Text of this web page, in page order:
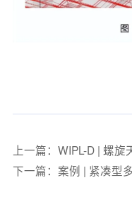
上一篇：WIPL-D | 螺旋
下一篇：案例 | 紧凑型